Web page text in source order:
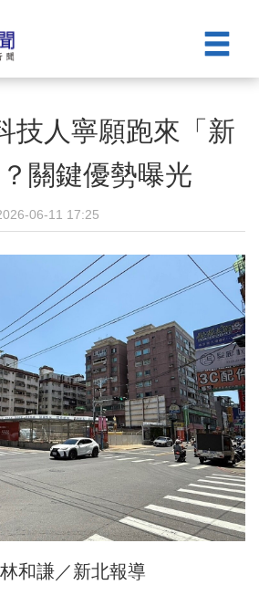
人寧願跑來「新
關鍵優勢曝光
06-11 17:25
和謙／新北報導